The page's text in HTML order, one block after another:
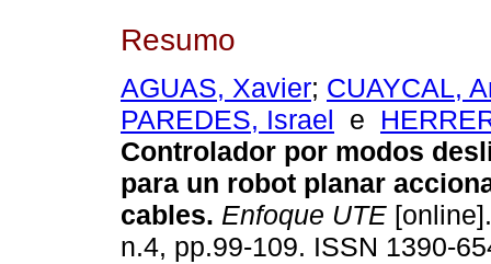
Resumo
AGUAS, Xavier; CUAYCAL,
PAREDES, Israel e
Controlador por modos
para un robot planar
cables. Enfoque UTE
n.4, pp.99-109. ISSN 1390-